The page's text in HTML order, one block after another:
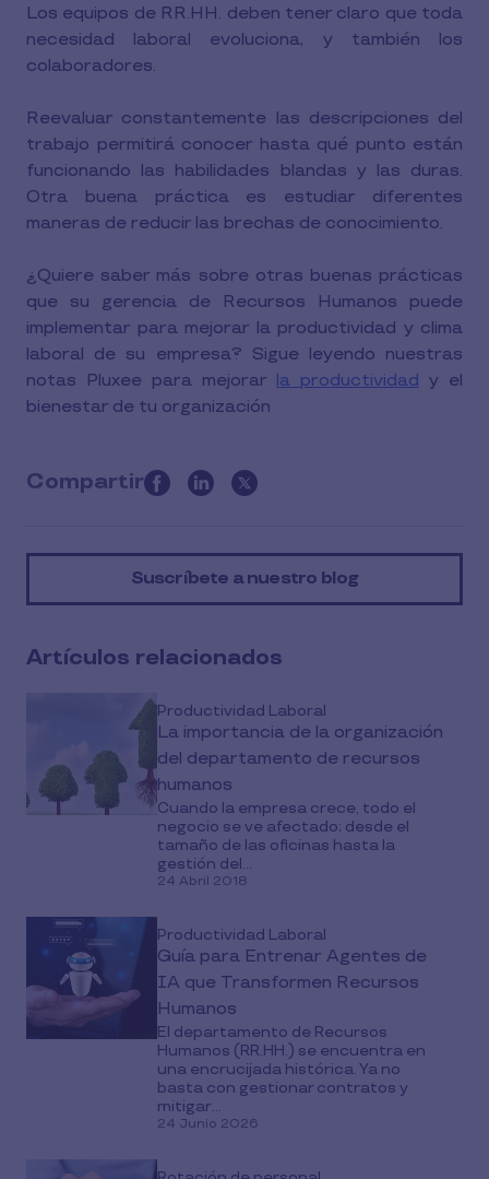
Los equipos de RR.HH. deben tener claro que toda
necesidad laboral evoluciona, y también los
colaboradores.
Reevaluar constantemente las descripciones del
trabajo permitirá conocer hasta qué punto están
funcionando las habilidades blandas y las duras.
Otra buena práctica es estudiar diferentes
maneras de reducir las brechas de conocimiento.
¿Quiere saber más sobre otras buenas prácticas
que su gerencia de Recursos Humanos puede
implementar para mejorar la productividad y clima
laboral de su empresa? Sigue leyendo nuestras
notas Pluxee para mejorar la productividad y el
bienestar de tu organización
Compartir
this
on
Suscríbete a nuestro blog
Artículos relacionados
Productividad Laboral
La importancia de la organización
del departamento de recursos
humanos
Cuando la empresa crece, todo el
negocio se ve afectado; desde el
tamaño de las oficinas hasta la
gestión del...
24 Abril 2018
Productividad Laboral
Guía para Entrenar Agentes de
IA que Transformen Recursos
Humanos
El departamento de Recursos
Humanos (RR.HH.) se encuentra en
una encrucijada histórica. Ya no
basta con gestionar contratos y
mitigar...
24 Junio 2026